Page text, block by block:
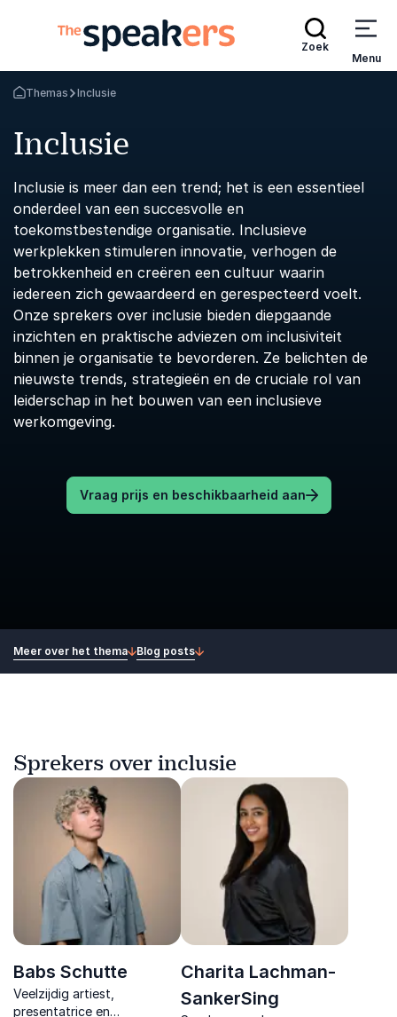
Zoek
Menu
Terug naar de startpagina
Themas Inclusie
Inclusie
Inclusie is meer dan een trend; het is een essentieel
onderdeel van een succesvolle en
toekomstbestendige organisatie. Inclusieve
werkplekken stimuleren innovatie, verhogen de
betrokkenheid en creëren een cultuur waarin
iedereen zich gewaardeerd en gerespecteerd voelt.
Onze sprekers over inclusie bieden diepgaande
inzichten en praktische adviezen om inclusiviteit
binnen je organisatie te bevorderen. Ze belichten de
nieuwste trends, strategieën en de cruciale rol van
leiderschap in het bouwen van een inclusieve
werkomgeving.
Vraag prijs en beschikbaarheid aan
Meer over het thema Blog posts
Sprekers over inclusie
Babs Schutte
Veelzijdig artiest,
presentatrice en
Charita Lachman-
SankerSing